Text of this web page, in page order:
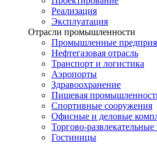
Реализация
Эксплуатация
Отрасли промышленности
Промышленные
Нефтегазовая отрасль
Транспорт и логистика
Аэропорты
Здравоохранение
Пищевая
Спортивные сооружения
Офисные и деловые
Торгово-
Гостиницы